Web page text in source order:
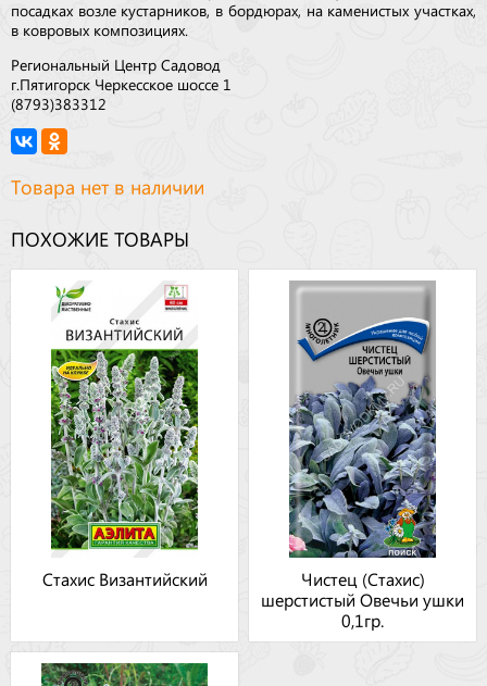
посадках возле кустарников, в бордюрах, на каменистых участках,
в ковровых композициях.
Региональный Центр Садовод
г.Пятигорск Черкесское шоссе 1
(8793)383312
Товара нет в наличии
ПОХОЖИЕ ТОВАРЫ
Стахис Византийский
Чистец (Стахис)
шерстистый Овечьи ушки
0,1гр.